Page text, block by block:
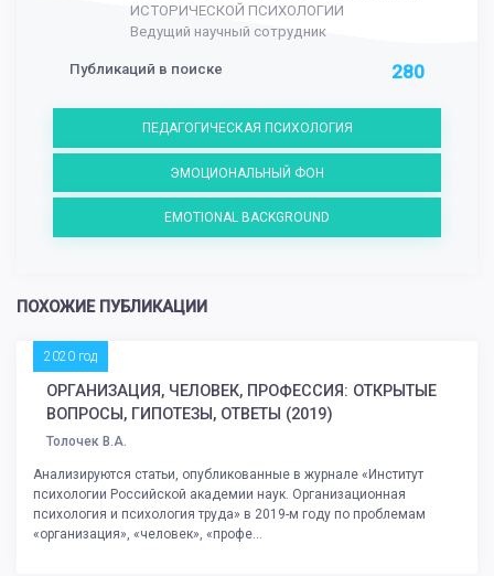
ИСТОРИЧЕСКОЙ ПСИХОЛОГИИ
Ведущий научный сотрудник
Публикаций в поиске 280
ПЕДАГОГИЧЕСКАЯ ПСИХОЛОГИЯ
ЭМОЦИОНАЛЬНЫЙ ФОН
EMOTIONAL BACKGROUND
ПОХОЖИЕ ПУБЛИКАЦИИ
2020 год
ОРГАНИЗАЦИЯ, ЧЕЛОВЕК, ПРОФЕССИЯ: ОТКРЫТЫЕ
ВОПРОСЫ, ГИПОТЕЗЫ, ОТВЕТЫ (2019)
Толочек В.А.
Анализируются статьи, опубликованные в журнале «Институт
психологии Российской академии наук. Организационная
психология и психология труда» в 2019-м году по проблемам
«организация», «человек», «профе...